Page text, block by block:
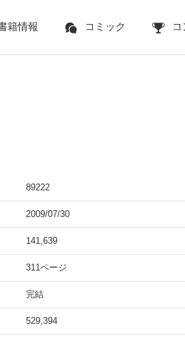
籍情報 コミック コ
89222
2009/07/30
141,639
311ページ
完結
529,394